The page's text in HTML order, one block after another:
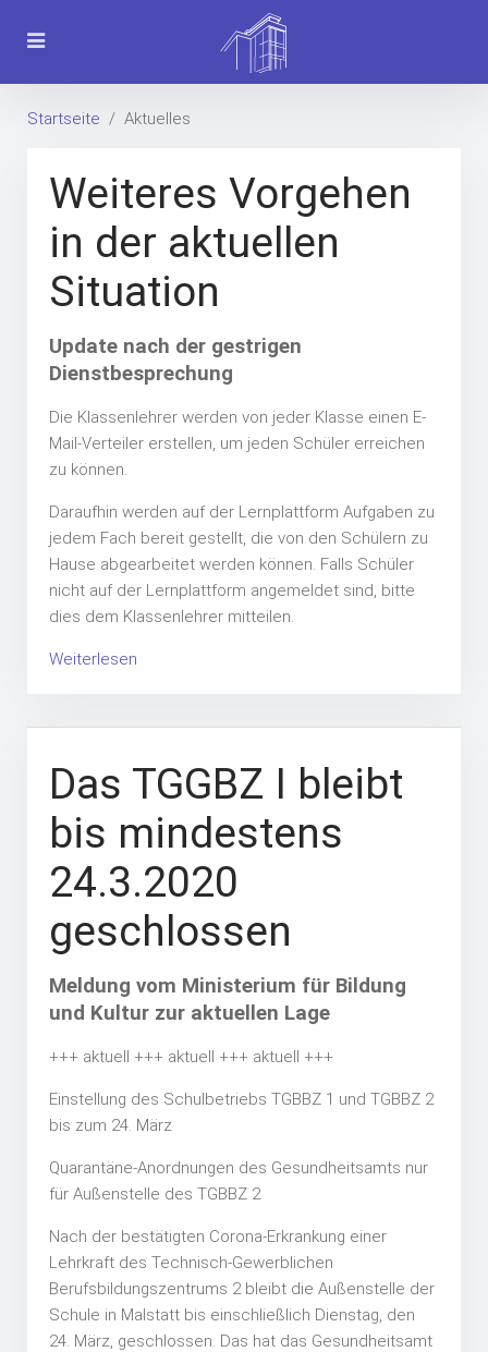
Startseite Aktuelles
Weiteres Vorgehen
in der aktuellen
Situation
Update nach der gestrigen
Dienstbesprechung
Die Klassenlehrer werden von jeder Klasse einen E-
Mail-Verteiler erstellen, um jeden Schüler erreichen
zu können.
Daraufhin werden auf der Lernplattform Aufgaben zu
jedem Fach bereit gestellt, die von den Schülern zu
Hause abgearbeitet werden können. Falls Schüler
nicht auf der Lernplattform angemeldet sind, bitte
dies dem Klassenlehrer mitteilen.
Weiterlesen
Das TGGBZ I bleibt
bis mindestens
24.3.2020
geschlossen
Meldung vom Ministerium für Bildung
und Kultur zur aktuellen Lage
+++ aktuell +++ aktuell +++ aktuell +++
Einstellung des Schulbetriebs TGBBZ 1 und TGBBZ 2
bis zum 24. März
Quarantäne-Anordnungen des Gesundheitsamts nur
für Außenstelle des TGBBZ 2
Nach der bestätigten Corona-Erkrankung einer
Lehrkraft des Technisch-Gewerblichen
Berufsbildungszentrums 2 bleibt die Außenstelle der
Schule in Malstatt bis einschließlich Dienstag, den
24. März, geschlossen. Das hat das Gesundheitsamt